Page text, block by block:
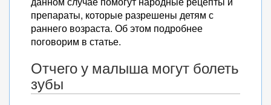
препараты, которые разрешены детям с
раннего возраста. Об этом подробнее
поговорим в статье.
Отчего у малыша могут болеть
зубы